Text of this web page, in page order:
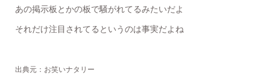
あの掲示板とかの板で騒がれてるみたいだよ
それだけ注目されてるというのは事実だよね
出典元：お笑いナタリー